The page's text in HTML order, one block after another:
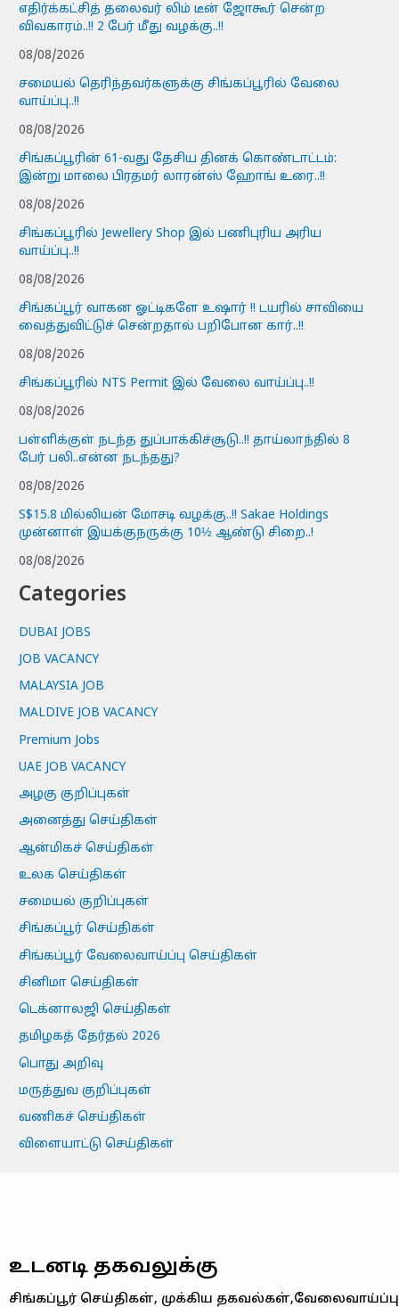
எதிர்க்கட்சித் தலைவர் லிம் டீன் ஜோகூர் சென்ற
விவகாரம்..!! 2 பேர் மீது வழக்கு..!!
08/08/2026
சமையல் தெரிந்தவர்களுக்கு சிங்கப்பூரில் வேலை
வாய்ப்பு..!!
08/08/2026
சிங்கப்பூரின் 61-வது தேசிய தினக் கொண்டாட்டம்:
இன்று மாலை பிரதமர் லாரன்ஸ் ஹோங் உரை..!!
08/08/2026
சிங்கப்பூரில் Jewellery Shop இல் பணிபுரிய அரிய
வாய்ப்பு..!!
08/08/2026
சிங்கப்பூர் வாகன ஓட்டிகளே உஷார் !! டயரில் சாவியை
வைத்துவிட்டுச் சென்றதால் பறிபோன கார்..!!
08/08/2026
சிங்கப்பூரில் NTS Permit இல் வேலை வாய்ப்பு..!!
08/08/2026
பள்ளிக்குள் நடந்த துப்பாக்கிச்சூடு..!! தாய்லாந்தில் 8
பேர் பலி..என்ன நடந்தது?
08/08/2026
S$15.8 மில்லியன் மோசடி வழக்கு..!! Sakae Holdings
முன்னாள் இயக்குநருக்கு 10½ ஆண்டு சிறை..!
08/08/2026
Categories
DUBAI JOBS
JOB VACANCY
MALAYSIA JOB
MALDIVE JOB VACANCY
Premium Jobs
UAE JOB VACANCY
அழகு குறிப்புகள்
அனைத்து செய்திகள்
ஆன்மிகச் செய்திகள்
உலக செய்திகள்
சமையல் குறிப்புகள்
சிங்கப்பூர் செய்திகள்
சிங்கப்பூர் வேலைவாய்ப்பு செய்திகள்
சினிமா செய்திகள்
டெக்னாலஜி செய்திகள்
தமிழகத் தேர்தல் 2026
பொது அறிவு
மருத்துவ குறிப்புகள்
வணிகச் செய்திகள்
விளையாட்டு செய்திகள்
உடனடி தகவலுக்கு
சிங்கப்பூர் செய்திகள், முக்கிய தகவல்கள்,வேலைவாய்ப்பு